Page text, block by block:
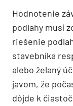
Hodnotenie
podlahy musí
riešenie
stavebníka
alebo želaný
javom, že
dôjde k